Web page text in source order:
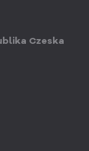
Czeska